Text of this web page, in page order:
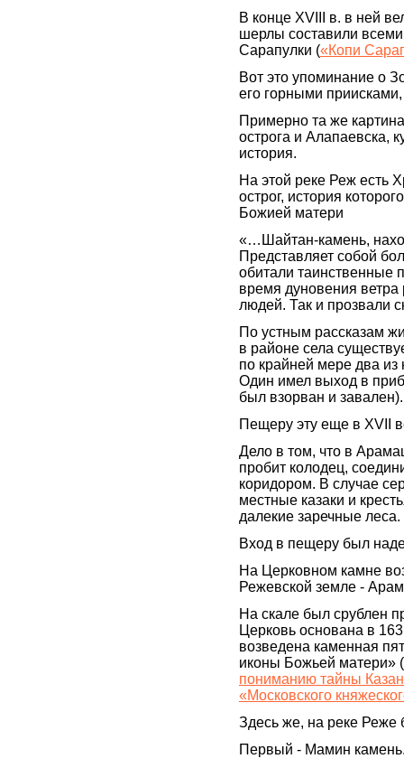
В конце XVIII в. в ней
шерлы составили
Сарапулки («Копи
Вот это упоминание о
его горными
Примерно та же
острога и Алапаевска,
история.
На этой реке Реж есть
острог, история
Божией матери
«…Шайтан-камень,
Представляет собой
обитали таинственные
время дуновения
людей. Так и прозвали
По устным рассказам
в районе села
по крайней мере два из
Один имел выход в
был взорван и завален).
Пещеру эту еще в XVII
Дело в том, что в
пробит колодец,
коридором. В случае
местные казаки и
далекие заречные леса.
Вход в пещеру был
На Церковном камне
Режевской земле -
На скале был срублен
Церковь основана в
возведена каменная
иконы Божьей матери» (
пониманию тайны
«Московского
Здесь же, на реке Реже
Первый - Мамин